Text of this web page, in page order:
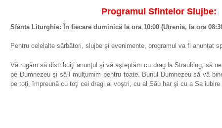
Programul Sfintelor Slujbe:
Sfânta Liturghie: În fiecare duminică la ora 10:00 (Utrenia, la ora
Pentru celelalte sărbători, slujbe şi evenimente, programul va fi anunţat
Vă rugăm să distribuiţi anunţul şi vă aşteptăm cu drag la Straubing, să
pe Dumnezeu şi să-I mulţumim pentru toate. Bunul Dumnezeu să vă
pe toţi, împreună cu toţi cei dragi ai voştri, cu al Său har şi cu a Sa